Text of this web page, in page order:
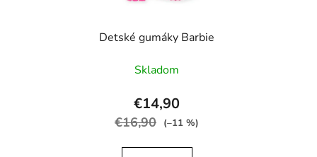
Detské gumáky Barbie
Skladom
€14,90
€16,90 (–11 %)